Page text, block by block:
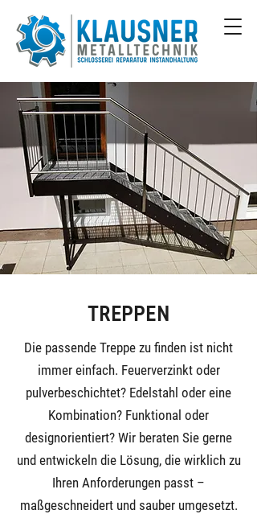
TREPPEN
Die passende Treppe zu finden ist nicht
immer einfach. Feuerverzinkt oder
pulverbeschichtet? Edelstahl oder eine
Kombination? Funktional oder
designorientiert? Wir beraten Sie gerne
und entwickeln die Lösung, die wirklich zu
Ihren Anforderungen passt –
maßgeschneidert und sauber umgesetzt.